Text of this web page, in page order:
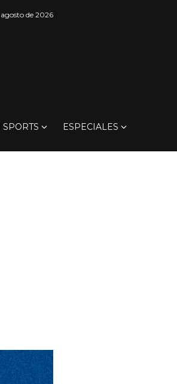
agosto de 2026
SPORTS ESPECIALES